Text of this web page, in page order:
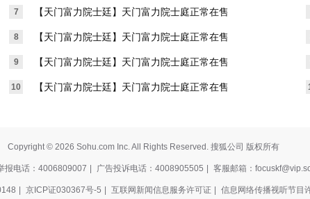
7 【天门富力院士廷】天门富力院士庭正常在售
8 【天门富力院士廷】天门富力院士庭正常在售
9 【天门富力院士廷】天门富力院士庭正常在售
10 【天门富力院士廷】天门富力院士庭正常在售
Copyright © 2026 Sohu.com Inc. All Rights Reserved. 搜狐公司 版权所有
报电话：4006809007 广告投诉电话：4008905505 客服邮箱：
京ICP证030367号-5 互联网新闻信息服务许可证 信息网络传播视听节目